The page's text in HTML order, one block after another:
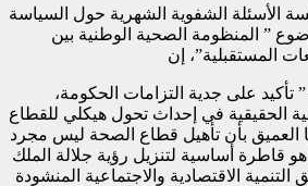
الشفوية الشهرية حول السياسة
” المنظومة الصحية الوطنية بين
المستقبلية”، إن
تأكيد على جدية التزامات الحكومة،
الحقيقية في إحداث تحول هيكلي للقطاع
العميق بأن تأهيل قطاع الصحة ليس مجرد
قاطرة أساسية لتنزيل رؤية جلالة الملك
الاقتصادية والاجتماعية المنشودة